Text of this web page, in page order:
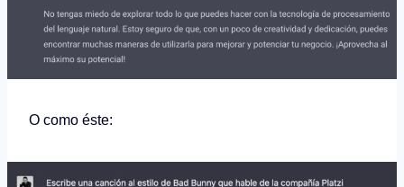
O como éste: